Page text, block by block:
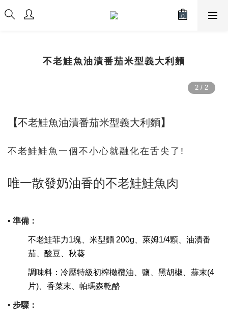
不老鮭魚油漬番茄米型義大利麵
【不老鮭魚油漬番茄米型義大利麵】
不老鮭鮭魚一個不小心就融化在舌尖了!
唯一散發奶油香的不老鮭鮭魚肉
▪ 準備：
不老鮭菲力1塊、米型麵 200g、萊姆1/4顆、油漬番
茄、酸豆、秋葵
調味料：冷壓特級初榨橄欖油、鹽、黑胡椒、蒜末(4
片)、香菜末、帕瑪森乾酪
▪ 步驟：